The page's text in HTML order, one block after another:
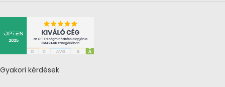
Gyakori kérdések